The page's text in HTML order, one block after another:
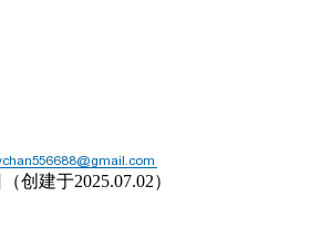
（创建于2025.07.02）